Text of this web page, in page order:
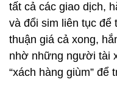
tất cả các giao dịch,
và đổi sim liên tục để
thuận giá cả xong,
nhờ những người tài
“xách hàng giùm” để